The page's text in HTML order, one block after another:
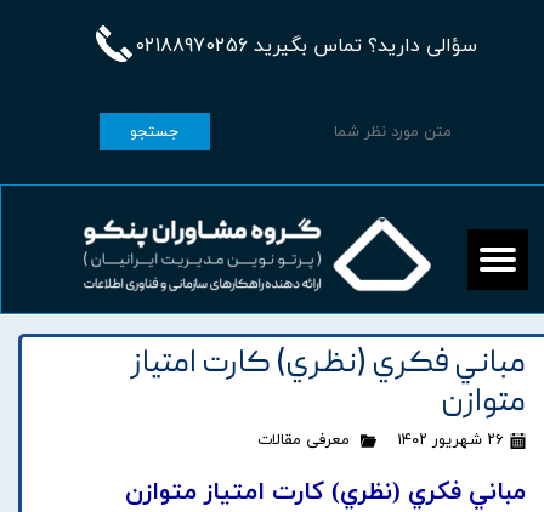
سؤالی دارید؟ تماس بگیرید 02188970256
جستجو
مباني فکري (نظري) کارت امتياز
متوازن
۲۶ شهریور ۱۴۰۲ معرفی مقالات
مباني فکري (نظري) کارت امتياز متوازن